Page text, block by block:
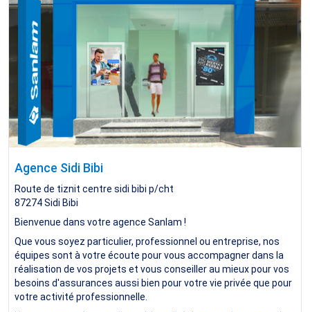
Agence Sidi Bibi
Route de tiznit centre sidi bibi p/cht
87274Sidi Bibi
Bienvenue dans votre agence Sanlam !
Que vous soyez particulier, professionnel ou entreprise, nos
équipes sont à votre écoute pour vous accompagner dans la
réalisation de vos projets et vous conseiller au mieux pour vos
besoins d'assurances aussi bien pour votre vie privée que pour
votre activité professionnelle.